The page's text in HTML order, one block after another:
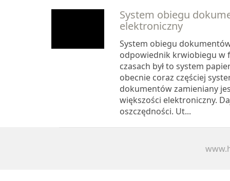
System obiegu
elektroniczny
System obiegu
odpowiednik krwiobiegu w
czasach był to system
obecnie coraz częściej
dokumentów zamieniany
większości elektroniczny.
oszczędności. Ut...